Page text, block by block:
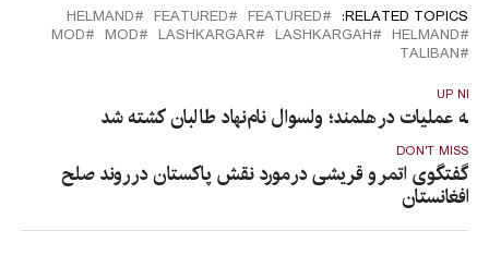
RELATED TOPICS:
FEATURED
FEATURED
HELMAND
HELMAND
LASHKARGAH
LASHKARGAR
MOD
MOD
TALIBAN
UP
عملیات در هلمند؛ ولسوال نام‌نهاد طالبان کشته شد
DON'T MISS
گفتگوی اتمر و قریشی در مورد نقش پاکستان در روند صلح
افغانستان